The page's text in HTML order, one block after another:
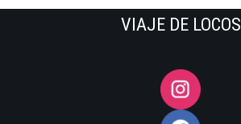
VIAJE DE LOCOS